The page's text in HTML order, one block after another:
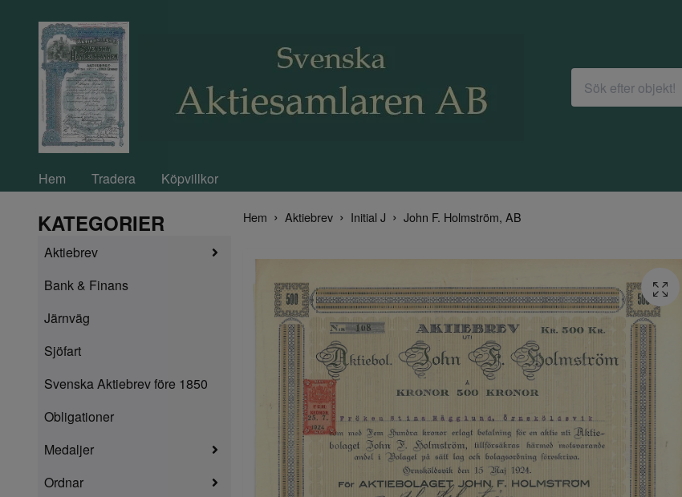
Hem Tradera Köpvillkor
KATEGORIER
Aktiebrev
Bank & Finans
Järnväg
Sjöfart
Svenska Aktiebrev före 1850
Obligationer
Medaljer
Ordnar
Hem Aktiebrev Initial J John F. Holmström, AB